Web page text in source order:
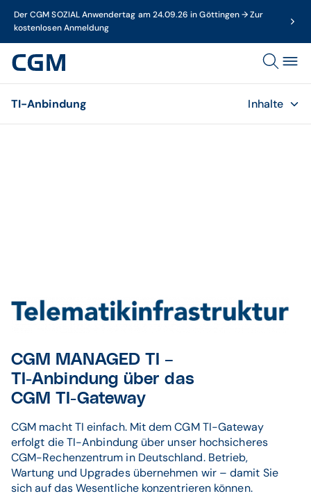
Der CGM SOZIAL Anwendertag am 24.09.26 in Göttingen → Zur
kostenlosen Anmeldung
TI-Anbindung Inhalte
CGM MANAGED TI –
TI-Anbindung über das
CGM TI-Gateway
CGM macht TI einfach. Mit dem CGM TI-Gateway
erfolgt die TI-Anbindung über unser hochsicheres
CGM-Rechenzentrum in Deutschland. Betrieb,
Wartung und Upgrades übernehmen wir – damit Sie
sich auf das Wesentliche konzentrieren können.